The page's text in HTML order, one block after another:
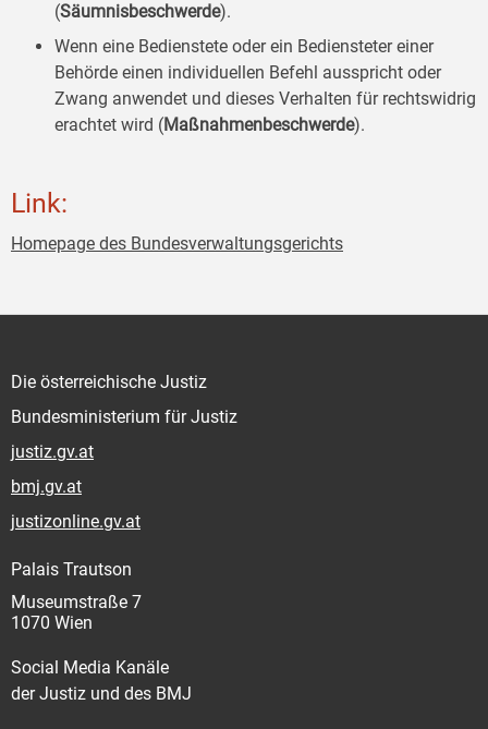
(Säumnisbeschwerde).
Wenn eine Bedienstete oder ein Bediensteter einer
Behörde einen individuellen Befehl ausspricht oder
Zwang anwendet und dieses Verhalten für rechtswidrig
erachtet wird (Maßnahmenbeschwerde).
Link:
Homepage des Bundesverwaltungsgerichts
Die österreichische Justiz
Bundesministerium für Justiz
justiz.gv.at
bmj.gv.at
justizonline.gv.at
Palais Trautson
Museumstraße 7
1070 Wien
Social Media Kanäle
der Justiz und des BMJ